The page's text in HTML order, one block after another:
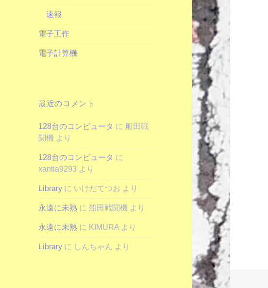
速報
電子工作
電子計算機
最近のコメント
128台のコンピュータ に船田戦
闘機 より
128台のコンピュータ に
xantia9293 より
Library に いけだてつお より
永遠に未熟 に船田戦闘機 より
永遠に未熟 に KIMURA より
Library に しんちゃん より